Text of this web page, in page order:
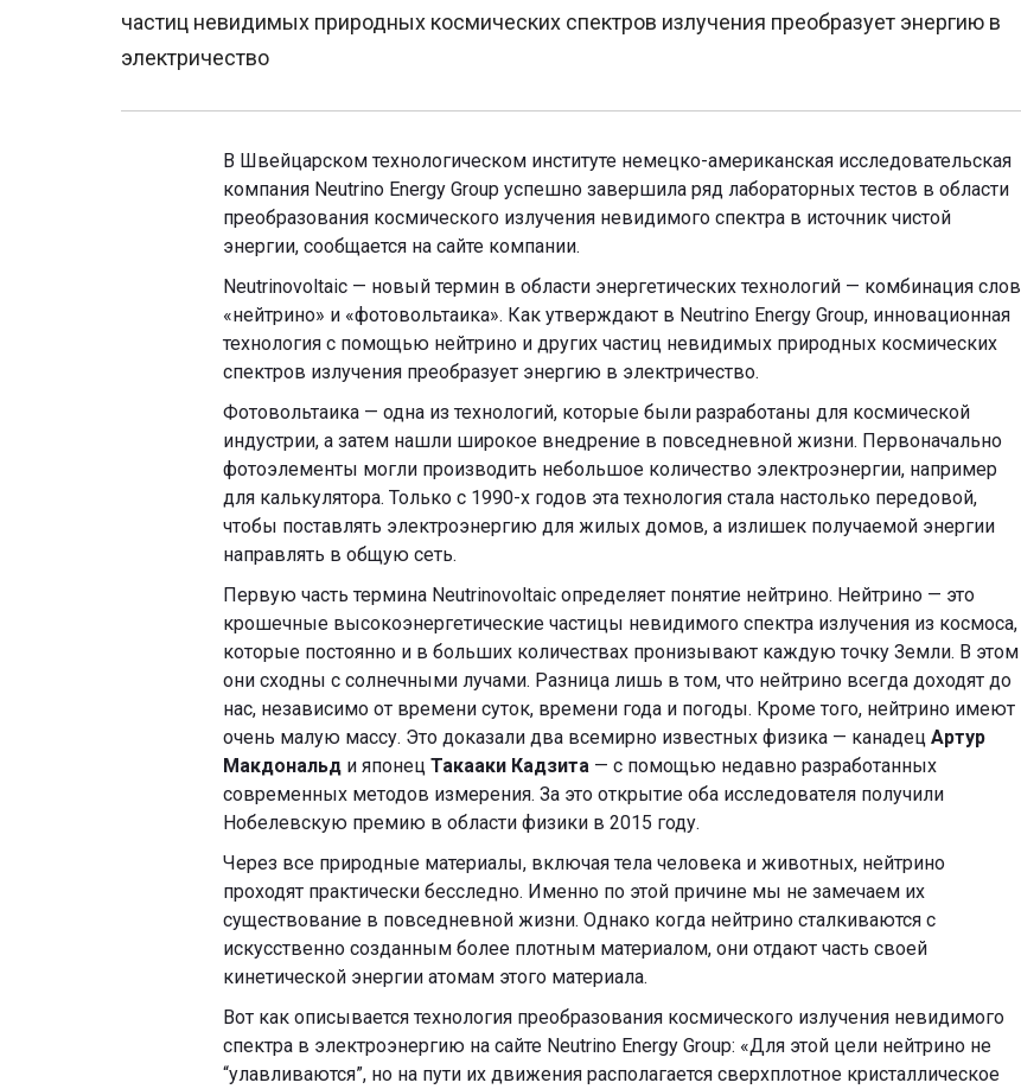
частиц невидимых природных космических спектров излучения преобразует энергию в
электричество
В Швейцарском технологическом институте немецко-американская исследовательская
компания Neutrino Energy Group успешно завершила ряд лабораторных тестов в области
преобразования космического излучения невидимого спектра в источник чистой
энергии, сообщается на сайте компании.
Neutrinovoltaic — новый термин в области энергетических технологий — комбинация слов
«нейтрино» и «фотовольтаика». Как утверждают в Neutrino Energy Group, инновационная
технология с помощью нейтрино и других частиц невидимых природных космических
спектров излучения преобразует энергию в электричество.
Фотовольтаика — одна из технологий, которые были разработаны для космической
индустрии, а затем нашли широкое внедрение в повседневной жизни. Первоначально
фотоэлементы могли производить небольшое количество электроэнергии, например
для калькулятора. Только с 1990-х годов эта технология стала настолько передовой,
чтобы поставлять электроэнергию для жилых домов, а излишек получаемой энергии
направлять в общую сеть.
Первую часть термина Neutrinovoltaic определяет понятие нейтрино. Нейтрино — это
крошечные высокоэнергетические частицы невидимого спектра излучения из космоса,
которые постоянно и в больших количествах пронизывают каждую точку Земли. В этом
они сходны с солнечными лучами. Разница лишь в том, что нейтрино всегда доходят до
нас, независимо от времени суток, времени года и погоды. Кроме того, нейтрино имеют
очень малую массу. Это доказали два всемирно известных физика — канадец Артур
Макдональди японец Такааки Кадзита — с помощью недавно разработанных
современных методов измерения. За это открытие оба исследователя получили
Нобелевскую премию в области физики в 2015 году.
Через все природные материалы, включая тела человека и животных, нейтрино
проходят практически бесследно. Именно по этой причине мы не замечаем их
существование в повседневной жизни. Однако когда нейтрино сталкиваются с
искусственно созданным более плотным материалом, они отдают часть своей
кинетической энергии атомам этого материала.
Вот как описывается технология преобразования космического излучения невидимого
спектра в электроэнергию на сайте Neutrino Energy Group: «Для этой цели нейтрино не
“улавливаются”, но на пути их движения располагается сверхплотное кристаллическое